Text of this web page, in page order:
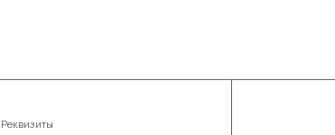
Реквизиты